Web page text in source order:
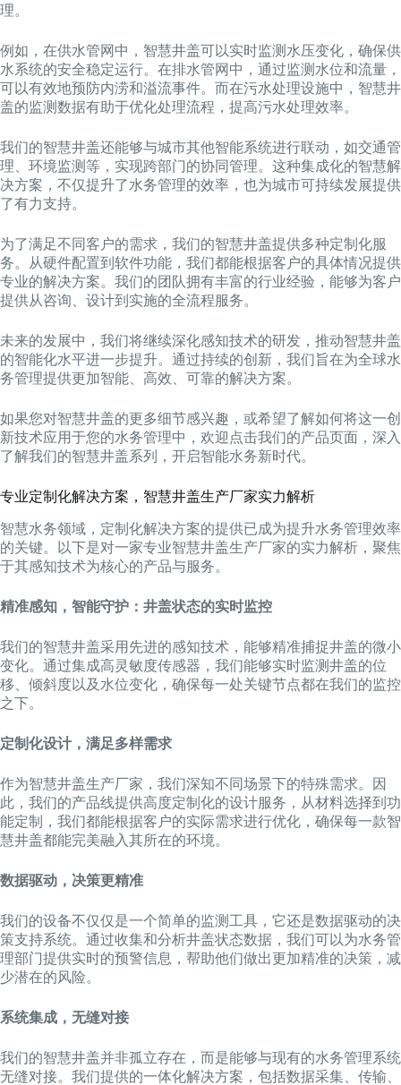
理。
例如，在供水管网中，智慧井盖可以实时监测水压变化，确保供
水系统的安全稳定运行。在排水管网中，通过监测水位和流量，
可以有效地预防内涝和溢流事件。而在污水处理设施中，智慧井
盖的监测数据有助于优化处理流程，提高污水处理效率。
我们的智慧井盖还能够与城市其他智能系统进行联动，如交通管
理、环境监测等，实现跨部门的协同管理。这种集成化的智慧解
决方案，不仅提升了水务管理的效率，也为城市可持续发展提供
了有力支持。
为了满足不同客户的需求，我们的智慧井盖提供多种定制化服
务。从硬件配置到软件功能，我们都能根据客户的具体情况提供
专业的解决方案。我们的团队拥有丰富的行业经验，能够为客户
提供从咨询、设计到实施的全流程服务。
未来的发展中，我们将继续深化感知技术的研发，推动智慧井盖
的智能化水平进一步提升。通过持续的创新，我们旨在为全球水
务管理提供更加智能、高效、可靠的解决方案。
如果您对智慧井盖的更多细节感兴趣，或希望了解如何将这一创
新技术应用于您的水务管理中，欢迎点击我们的产品页面，深入
了解我们的智慧井盖系列，开启智能水务新时代。
专业定制化解决方案，智慧井盖生产厂家实力解析
智慧水务领域，定制化解决方案的提供已成为提升水务管理效率
的关键。以下是对一家专业智慧井盖生产厂家的实力解析，聚焦
于其感知技术为核心的产品与服务。
精准感知，智能守护：井盖状态的实时监控
我们的智慧井盖采用先进的感知技术，能够精准捕捉井盖的微小
变化。通过集成高灵敏度传感器，我们能够实时监测井盖的位
移、倾斜度以及水位变化，确保每一处关键节点都在我们的监控
之下。
定制化设计，满足多样需求
作为智慧井盖生产厂家，我们深知不同场景下的特殊需求。因
此，我们的产品线提供高度定制化的设计服务，从材料选择到功
能定制，我们都能根据客户的实际需求进行优化，确保每一款智
慧井盖都能完美融入其所在的环境。
数据驱动，决策更精准
我们的设备不仅仅是一个简单的监测工具，它还是数据驱动的决
策支持系统。通过收集和分析井盖状态数据，我们可以为水务管
理部门提供实时的预警信息，帮助他们做出更加精准的决策，减
少潜在的风险。
系统集成，无缝对接
我们的智慧井盖并非孤立存在，而是能够与现有的水务管理系统
无缝对接。我们提供的一体化解决方案，包括数据采集、传输、